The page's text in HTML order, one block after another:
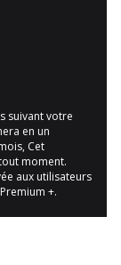
suivant votre
en un
Cet
moment.
aux utilisateurs
+.